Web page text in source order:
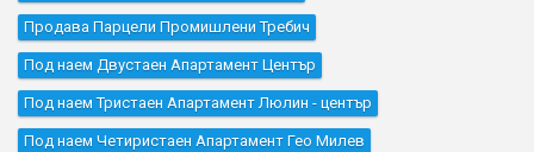
Продава Парцели Промишлени Требич
Под наем Двустаен Апартамент Център
Под наем Тристаен Апартамент Люлин - център
Под наем Четиристаен Апартамент Гео Милев